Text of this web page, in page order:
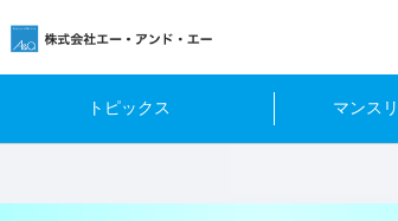
トピックス マンス